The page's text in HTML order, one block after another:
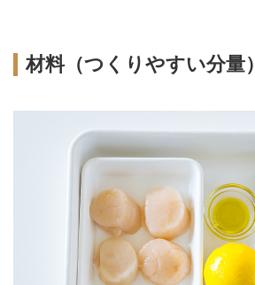
材料（つくりやすい分量）